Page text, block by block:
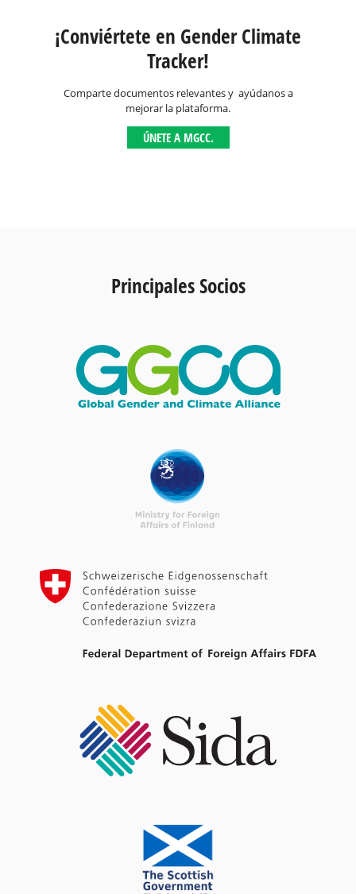
¡Conviértete en Gender Climate
Tracker!
Comparte documentos relevantes y ayúdanos a
mejorar la plataforma.
ÚNETE A MGCC.
Principales Socios